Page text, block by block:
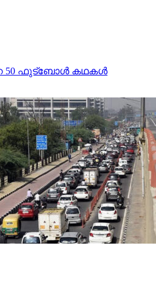
50 ഫുട്ബോൾ കഥകൾ